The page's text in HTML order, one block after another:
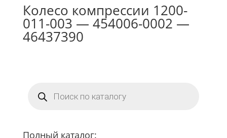
Колесо компрессии 1200-
011-003 — 454006-0002 —
46437390
товаров
Полный каталог: